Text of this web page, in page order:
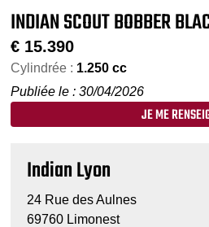
INDIAN SCOUT BOBBER
€ 15.390
Cylindrée : 1.250 cc
Publiée le : 30/04/2026
JE ME
Indian Lyon
24 Rue des Aulnes
69760 Limonest